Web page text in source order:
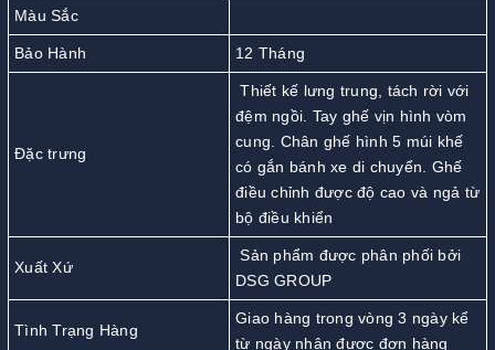
Màu Sắc
Bảo Hành 12 Tháng
Đặc trưng
Thiết kế lưng trung, tách rời với
đệm ngồi. Tay ghế vịn hình vòm
cung. Chân ghế hình 5 múi khế
có gắn bánh xe di chuyển. Ghế
điều chỉnh được độ cao và ngả từ
bộ điều khiển
Xuất Xứ
Sản phẩm được phân phối bởi
DSG GROUP
Tình Trạng Hàng
Giao hàng trong vòng 3 ngày kể
từ ngày nhận được đơn hàng